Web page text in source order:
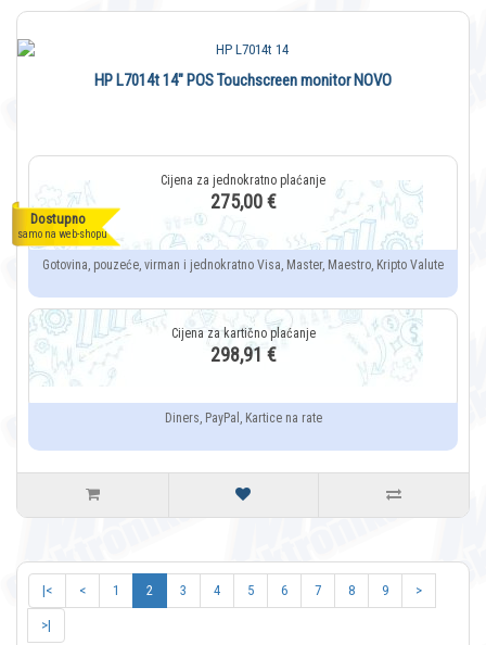
Dostupno
samo na web-shopu
HP L7014t 14" POS Touchscreen monitor NOVO
275,00 €
Gotovina, pouzeće, virman i jednokratno Visa, Master, Maestro, Kripto Valute
298,91 €
Diners, PayPal, Kartice na rate
|< < 1 2 3 4 5 6 7 8 9 >
>|